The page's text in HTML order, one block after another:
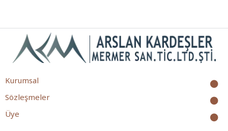
Kurumsal
Sözleşmeler
Üye